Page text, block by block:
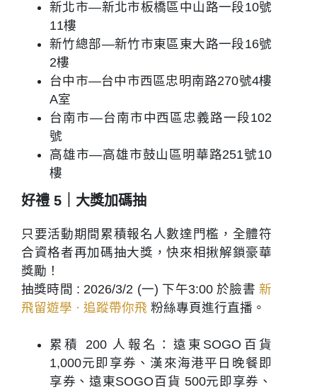
新北市—新北市板橋區中山路一段10號
11樓
新竹總部—新竹市東區東大路一段16號
2樓
台中市—台中市西區忠明南路270號4樓
A室
台南市—台南市中西區忠義路一段102
號
高雄市—高雄市鼓山區明華路251號10
樓
好禮 5｜大獎加碼抽
只要活動期間累積報名人數達門檻，全體符
合資格者再加碼抽大獎，快來相揪解鎖豪華
獎勵！
抽獎時間 : 2026/3/2 (一) 下午3:00 於臉書 新
飛留遊學 · 追蹤帶你飛 粉絲專頁進行直播。
累積 200 人報名 ：遠東SOGO百貨
1,000元即享券、漢來海港平日晚餐即
享券、遠東SOGO百貨 500元即享券、